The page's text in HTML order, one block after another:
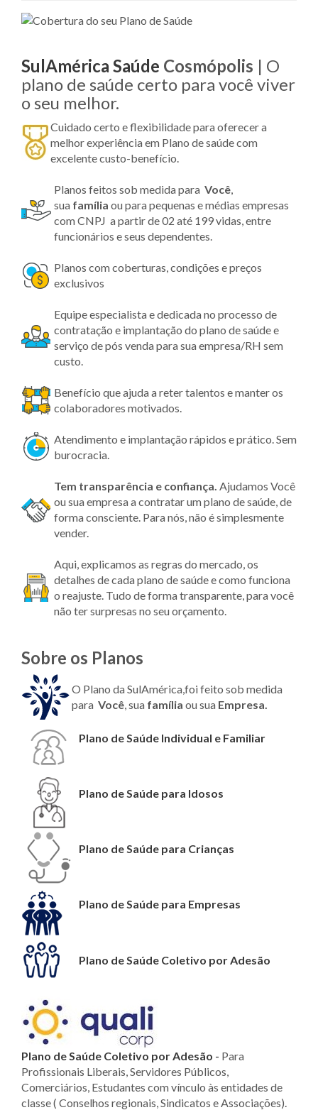
SulAmérica Saúde Cosmópolis | O
plano de saúde certo para você viver
o seu melhor.
Cuidado certo e flexibilidade para oferecer a
melhor experiência em Plano de saúde com
excelente custo-benefício.
Planos feitos sob medida para Você,
sua família ou para pequenas e médias empresas
com CNPJ a partir de 02 até 199 vidas, entre
funcionários e seus dependentes.
Planos com coberturas, condições e preços
exclusivos
Equipe especialista e dedicada no processo de
contratação e implantação do plano de saúde e
serviço de pós venda para sua empresa/RH sem
custo.
Benefício que ajuda a reter talentos e manter os
colaboradores motivados.
Atendimento e implantação rápidos e prático. Sem
burocracia.
Tem transparência e confiança. Ajudamos Você
ou sua empresa a contratar um plano de saúde, de
forma consciente. Para nós, não é simplesmente
vender.
Aqui, explicamos as regras do mercado, os
detalhes de cada plano de saúde e como funciona
o reajuste. Tudo de forma transparente, para você
não ter surpresas no seu orçamento.
Sobre os Planos
O Plano da SulAmérica,foi feito sob medida
para Você, sua família ou sua Empresa.
Plano de Saúde Individual e Familiar
Plano de Saúde para Idosos
Plano de Saúde para Crianças
Plano de Saúde para Empresas
Plano de Saúde Coletivo por Adesão
Plano de Saúde Coletivo por Adesão - Para
Profissionais Liberais, Servidores Públicos,
Comerciários, Estudantes com vínculo às entidades de
classe ( Conselhos regionais, Sindicatos e Associações).